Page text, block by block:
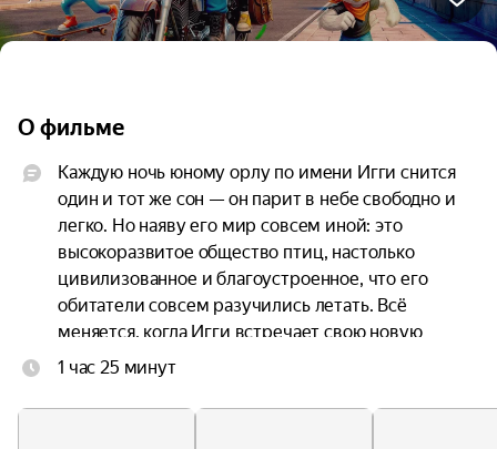
О фильме
Каждую ночь юному орлу по имени Игги снится
один и тот же сон — он парит в небе свободно и
легко. Но наяву его мир совсем иной: это
высокоразвитое общество птиц, настолько
цивилизованное и благоустроенное, что его
обитатели совсем разучились летать. Всё
меняется, когда Игги встречает свою новую
одноклассницу Ив, без ума влюблённую в
наконец обретает смелость взглянуть в глаза
1 час 25 минут